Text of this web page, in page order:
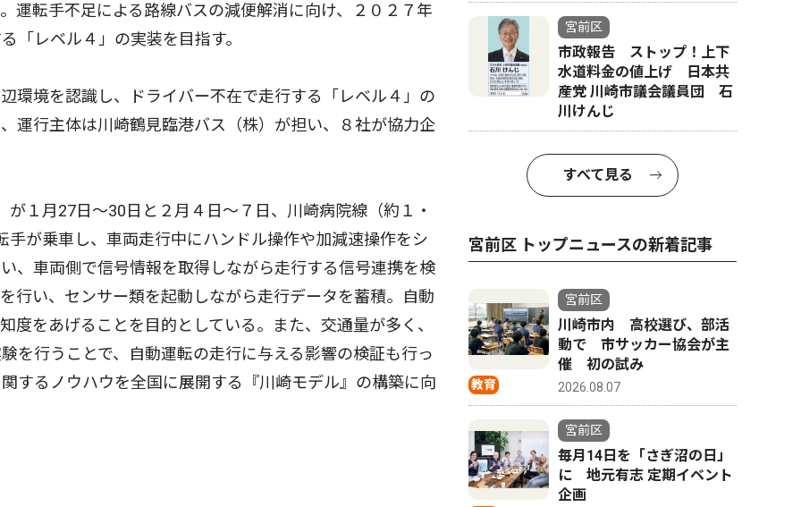
運転手不足による路線バスの減便解消に向け、２０２７年
「レベル４」の実装を目指す。
境を認識し、ドライバー不在で走行する「レベル４」の
運行主体は川崎鶴見臨港バス（株）が担い、８社が協力企
１月27日〜30日と２月４日〜７日、川崎病院線（約１・
が乗車し、車両走行中にハンドル操作や加減速操作をシ
、車両側で信号情報を取得しながら走行する信号連携を検
行い、センサー類を起動しながら走行データを蓄積。自動
度をあげることを目的としている。また、交通量が多く、
を行うことで、自動運転の走行に与える影響の検証も行っ
するノウハウを全国に展開する『川崎モデル』の構築に向
宮前区
市政報告 ストップ！上下
水道料金の値上げ 日本共
産党 川崎市議会議員団 石
川けんじ
すべて見る
宮前区 トップニュースの新着記事
教育
宮前区
川崎市内 高校選び、部活
動で 市サッカー協会が主
催 初の試み
2026.08.07
宮前区
毎月14日を「さぎ沼の日」
に 地元有志 定期イベント
企画